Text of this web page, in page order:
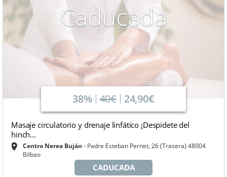
Caducada
38% 40€ 24,90€
Masaje circulatorio y drenaje linfático ¡Despidete del
hinch...
Centro Nerea Buján
Padre Esteban Pernet, 26 (Trasera) 48004
Bilbao
CADUCADA